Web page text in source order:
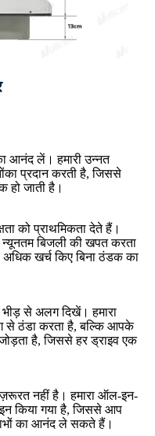
आनंद लें। हमारी उन्नत
प्रदान करती है, जिससे
हो जाती है।
को प्राथमिकता देते हैं।
न्यूनतम बिजली की खपत करता
खर्च किए बिना ठंडक का
से अलग दिखें। हमारा
से ठंडा करता है, बल्कि आपके
है, जिससे हर ड्राइव एक
नहीं है। हमारा ऑल-इन-
किया गया है, जिससे आप
का आनंद ले सकते हैं।